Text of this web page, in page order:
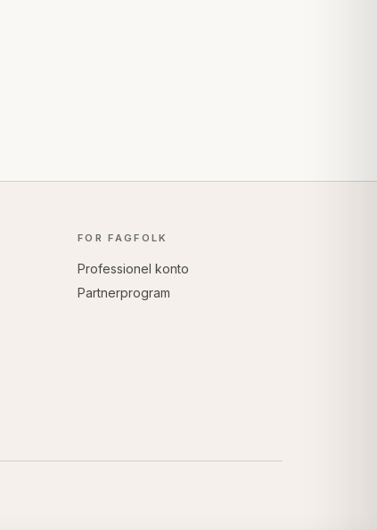
FOR FAGFOLK
Professionel konto
Partnerprogram